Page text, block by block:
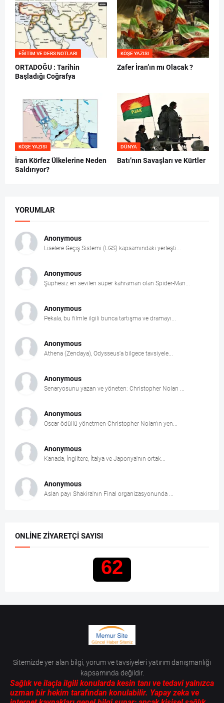
EĞITIM VE DERS NOTLARI
ORTADOĞU : Tarihin
Başladığı Coğrafya
KÖŞE YAZISI
Zafer İran’ın mı Olacak ?
KÖŞE YAZISI
İran Körfez Ülkelerine Neden
Saldırıyor?
DÜNYA
Batı’nın Savaşları ve Kürtler
YORUMLAR
Anonymous
Liselere Geçiş Sistemi (LGS) kapsamındaki yerleşti...
Anonymous
Şüphesiz en sevilen süper kahraman olan Spider-Man...
Anonymous
Pekala, bu filmle ilgili bunca tartışma ve dramayı...
Anonymous
Athena (Zendaya), Odysseus'a bilgece tavsiyele...
Anonymous
Senaryosunu yazan ve yöneten: Christopher Nolan ...
Anonymous
Oscar ödüllü yönetmen Christopher Nolan'ın yen...
Anonymous
Kanada, İngiltere, İtalya ve Japonya'nın ortak...
Anonymous
Aslan payı Shakira'nın Final organizasyonunda ...
ONLINE ZIYARETÇI SAYISI
62
Sitemizde yer alan bilgi, yorum ve tavsiyeleri yatırım danışmanlığı
kapsamında değildir.
Sağlık ve ilaçla ilgili konularda kesin tanı ve tedavi yalnızca
uzman bir hekim tarafından konulabilir. Yapay zeka ve